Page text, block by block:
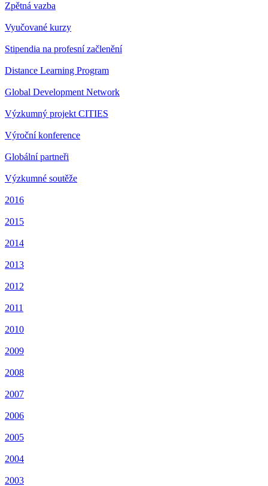
Zpětná vazba
Vyučované kurzy
Stipendia na profesní začlenění
Distance Learning Program
Global Development Network
Výzkumný projekt CITIES
Výroční konference
Globální partneři
Výzkumné soutěže
2016
2015
2014
2013
2012
2011
2010
2009
2008
2007
2006
2005
2004
2003